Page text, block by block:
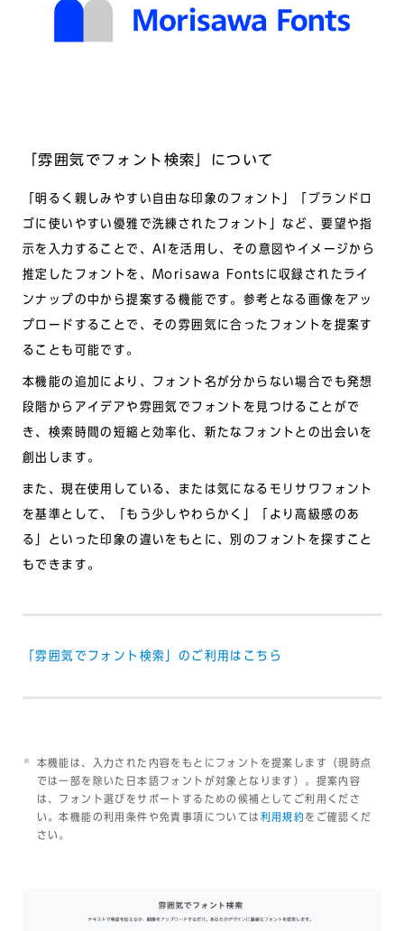
「雰囲気でフォント検索」について
「明るく親しみやすい自由な印象のフォント」「ブランドロ
ゴに使いやすい優雅で洗練されたフォント」など、要望や指
示を入力することで、AIを活用し、その意図やイメージから
推定したフォントを、Morisawa Fontsに収録されたライ
ンナップの中から提案する機能です。参考となる画像をアッ
プロードすることで、その雰囲気に合ったフォントを提案す
ることも可能です。
本機能の追加により、フォント名が分からない場合でも発想
段階からアイデアや雰囲気でフォントを見つけることがで
き、検索時間の短縮と効率化、新たなフォントとの出会いを
創出します。
また、現在使用している、または気になるモリサワフォント
を基準として、「もう少しやわらかく」「より高級感のあ
る」といった印象の違いをもとに、別のフォントを探すこと
もできます。
「雰囲気でフォント検索」のご利用はこちら
本機能は、入力された内容をもとにフォントを提案します（現時点
では一部を除いた日本語フォントが対象となります）。提案内容
は、フォント選びをサポートするための候補としてご利用くださ
い。本機能の利用条件や免責事項については 利用規約 をご確認くだ
さい。